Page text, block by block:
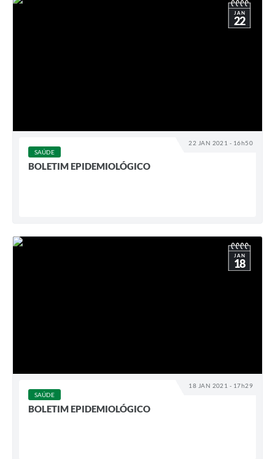
22 JAN 2021 - 16h50
JAN
22
SAÚDE
BOLETIM EPIDEMIOLÓGICO
18 JAN 2021 - 17h29
JAN
18
SAÚDE
BOLETIM EPIDEMIOLÓGICO